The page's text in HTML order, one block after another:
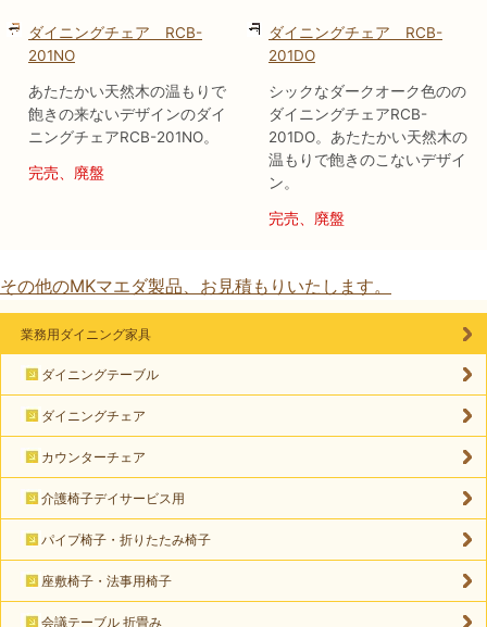
ダイニングチェア RCB-
201NO
あたたかい天然木の温もりで
飽きの来ないデザインのダイ
ニングチェアRCB-201NO。
完売、廃盤
ダイニングチェア RCB-
201DO
シックなダークオーク色のの
ダイニングチェアRCB-
201DO。あたたかい天然木の
温もりで飽きのこないデザイ
ン。
完売、廃盤
その他のMKマエダ製品、お見積もりいたします。
業務用ダイニング家具
ダイニングテーブル
ダイニングチェア
カウンターチェア
介護椅子デイサービス用
パイプ椅子・折りたたみ椅子
座敷椅子・法事用椅子
会議テーブル 折畳み